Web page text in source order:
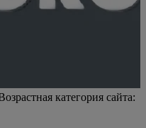
категория сайта: